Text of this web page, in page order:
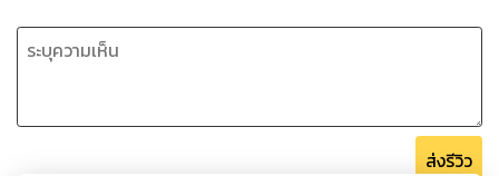
ส่งรีวิว